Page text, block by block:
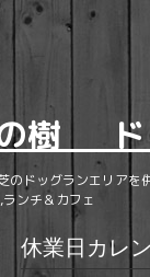
樹 ド
のドッグランエリア
ンチ＆カフェ
休業日カレ